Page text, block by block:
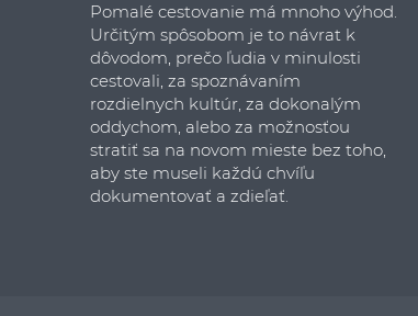
Pomalé cestovanie má mnoho výhod.
Určitým spôsobom je to návrat k
dôvodom, prečo ľudia v minulosti
cestovali, za spoznávaním
rozdielnych kultúr, za dokonalým
oddychom, alebo za možnosťou
stratiť sa na novom mieste bez toho,
aby ste museli každú chvíľu
dokumentovať a zdieľať.